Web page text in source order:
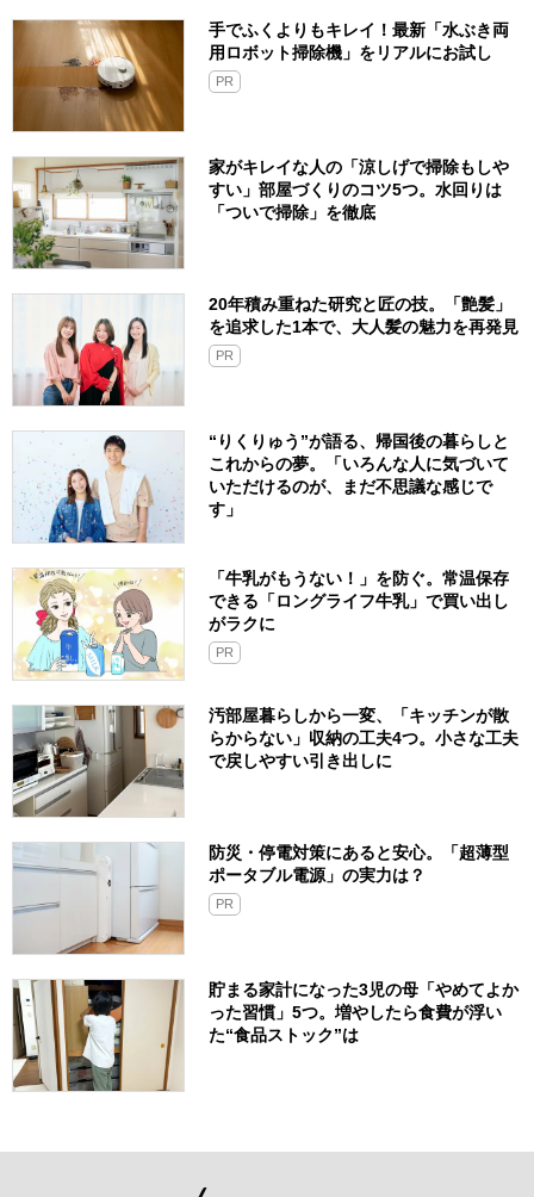
手でふくよりもキレイ！最新「水ぶき両
用ロボット掃除機」をリアルにお試し
PR
家がキレイな人の「涼しげで掃除もしや
すい」部屋づくりのコツ5つ。水回りは
「ついで掃除」を徹底
20年積み重ねた研究と匠の技。「艶髪」
を追求した1本で、大人髪の魅力を再発見
PR
“りくりゅう”が語る、帰国後の暮らしと
これからの夢。「いろんな人に気づいて
いただけるのが、まだ不思議な感じで
す」
「牛乳がもうない！」を防ぐ。常温保存
できる「ロングライフ牛乳」で買い出し
がラクに
PR
汚部屋暮らしから一変、「キッチンが散
らからない」収納の工夫4つ。小さな工夫
で戻しやすい引き出しに
防災・停電対策にあると安心。「超薄型
ポータブル電源」の実力は？​
PR
貯まる家計になった3児の母「やめてよか
った習慣」5つ。増やしたら食費が浮い
た“食品ストック”は